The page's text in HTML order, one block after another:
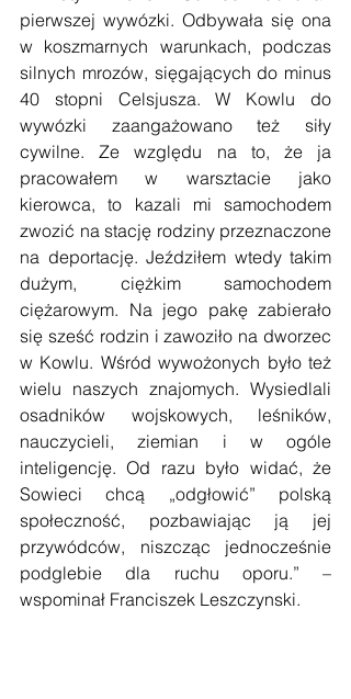
pierwszej wywózki. Odbywała się ona
w koszmarnych warunkach, podczas
silnych mrozów, sięgających do minus
40 stopni Celsjusza. W Kowlu do
wywózki zaangażowano też siły
cywilne. Ze względu na to, że ja
pracowałem w warsztacie jako
kierowca, to kazali mi samochodem
zwozić na stację rodziny przeznaczone
na deportację. Jeździłem wtedy takim
dużym, ciężkim samochodem
ciężarowym. Na jego pakę zabierało
się sześć rodzin i zawoziło na dworzec
w Kowlu. Wśród wywożonych było też
wielu naszych znajomych. Wysiedlali
osadników wojskowych, leśników,
nauczycieli, ziemian i w ogóle
inteligencję. Od razu było widać, że
Sowieci chcą „odgłowić” polską
społeczność, pozbawiając ją jej
przywódców, niszcząc jednocześnie
podglebie dla ruchu oporu.” –
wspominał Franciszek Leszczynski.